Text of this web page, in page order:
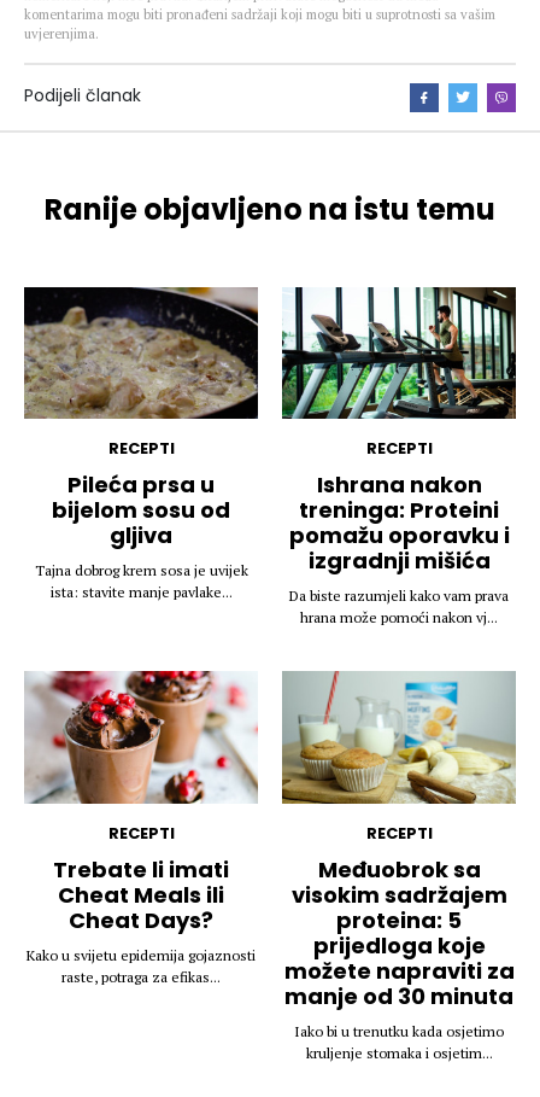
komentarima mogu biti pronađeni sadržaji koji mogu biti u suprotnosti sa vašim
uvjerenjima.
Podijeli članak
Ranije objavljeno na istu temu
RECEPTI
Pileća prsa u
bijelom sosu od
gljiva
Tajna dobrog krem sosa je uvijek
ista: stavite manje pavlake...
RECEPTI
Ishrana nakon
treninga: Proteini
pomažu oporavku i
izgradnji mišića
Da biste razumjeli kako vam prava
hrana može pomoći nakon vj...
RECEPTI
Trebate li imati
Cheat Meals ili
Cheat Days?
Kako u svijetu epidemija gojaznosti
raste, potraga za efikas...
RECEPTI
Međuobrok sa
visokim sadržajem
proteina: 5
prijedloga koje
možete napraviti za
manje od 30 minuta
Iako bi u trenutku kada osjetimo
kruljenje stomaka i osjetim...